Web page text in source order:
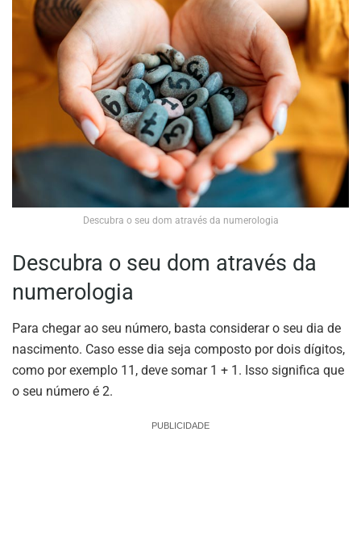
Descubra o seu dom através da numerologia
Descubra o seu dom através da
numerologia
Para chegar ao seu número, basta considerar o seu dia de
nascimento. Caso esse dia seja composto por dois dígitos,
como por exemplo 11, deve somar 1 + 1. Isso significa que
o seu número é 2.
PUBLICIDADE